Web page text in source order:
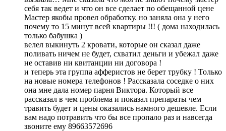
себя так ведет и что он все сделает по обещанной цене
Мастер якобы провел обработку. но заняла она у него
почему то 15 минут всей квартиры !!! ( дома находилась
только бабушка )
велел выкинуть 2 кровати, которые он сказал даже
поливать ничем не будет, схватил деньги и убежал даже
не оставив ни квитанции ни договора !
и теперь эта группа афферистов не берет трубку ! Только
на новые номера телефонов ! Рассказала соседке о них
она мне дала номер парня Виктора. Который все
рассказал в чем проблема и показал препараты чем
травить будет и цены оказались намного дешевле. Если
вам надо потравить что бы все пропало раз и навсегда
звоните ему 89663572696